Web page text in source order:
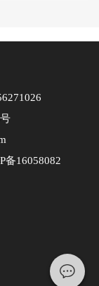
备16058082